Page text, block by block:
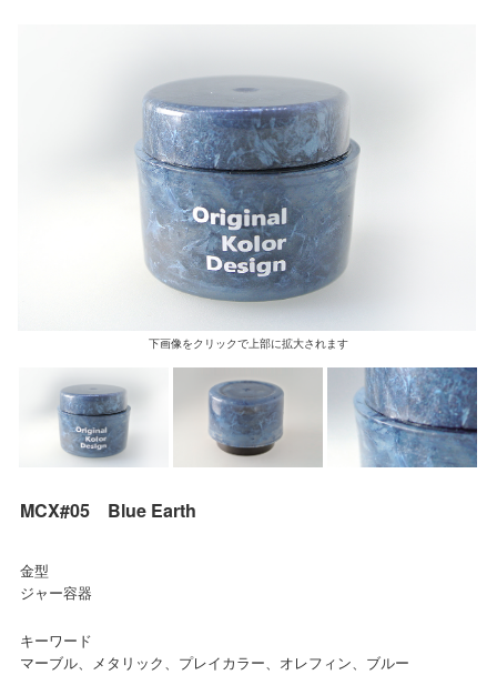
下画像をクリックで上部に拡大されます
MCX#05 Blue Earth
金型
ジャー容器
キーワード
マーブル、メタリック、プレイカラー、オレフィン、ブルー